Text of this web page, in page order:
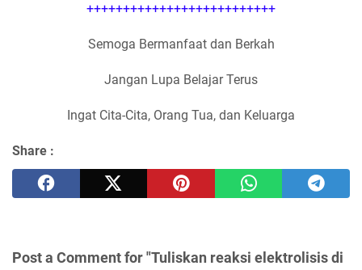
++++++++++++++++++++++++++
Semoga Bermanfaat dan Berkah
Jangan Lupa Belajar Terus
Ingat Cita-Cita, Orang Tua, dan Keluarga
Share :
Post a Comment for "Tuliskan reaksi elektrolisis di